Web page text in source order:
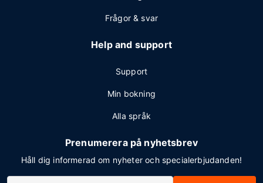
Frågor & svar
Help and support
Support
Min bokning
Alla språk
Prenumerera på nyhetsbrev
Håll dig informerad om nyheter och specialerbjudanden!